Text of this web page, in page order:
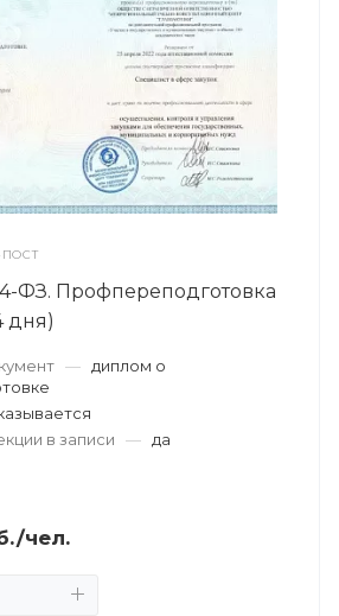
ФЗ. Профпереподготовка
дня)
—
диплом о
в записи
— да
/чел.